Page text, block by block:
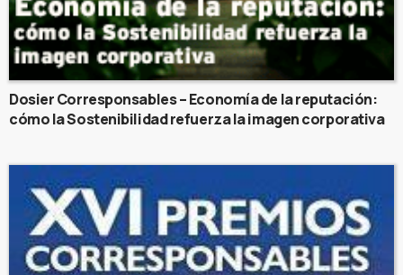
Dosier Corresponsables – Economía de la reputación:
cómo la Sostenibilidad refuerza la imagen corporativa